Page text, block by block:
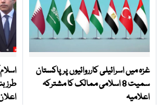
غزہ میں اسرائیلی کارروائیوں پر پاکستان
سمیت 8 اسلامی ممالک کا مشترکہ
اعلامیہ
طرز